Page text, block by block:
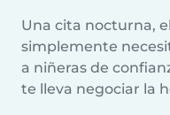
Una cita nocturna,
simplemente
a niñeras de
te lleva negociar la